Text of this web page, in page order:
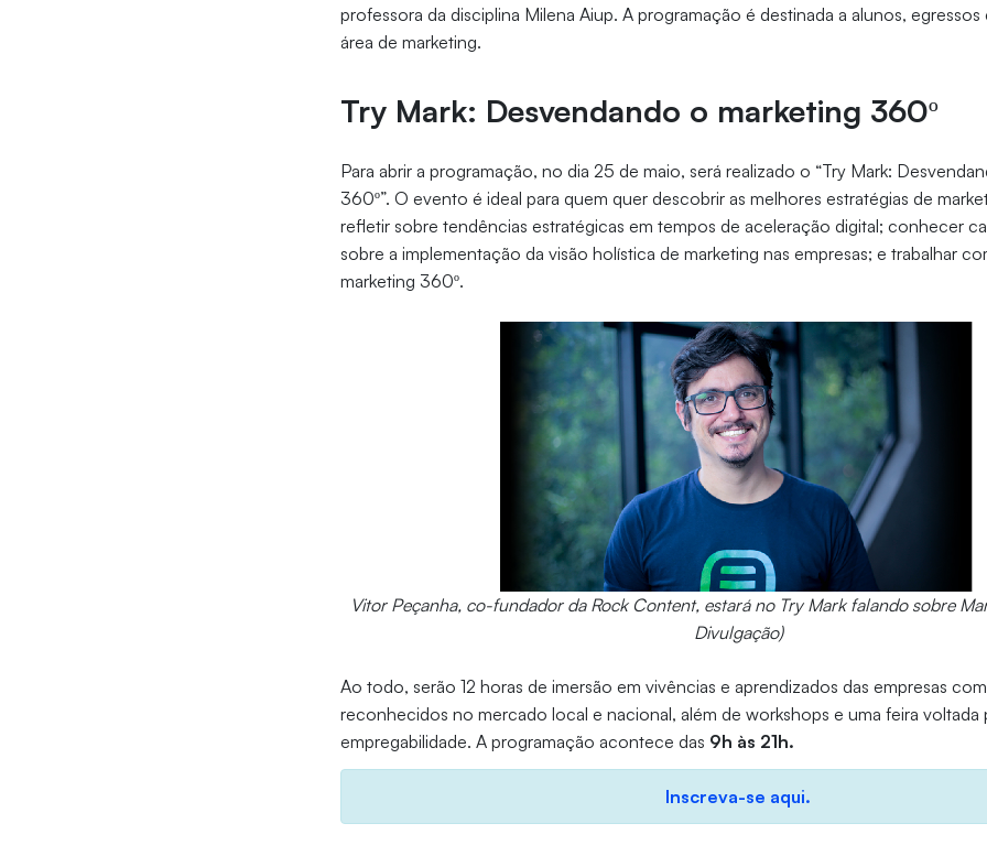
professora da disciplina Milena Aiup. A programação é destinada a alunos, egressos
área de marketing.
Try Mark: Desvendando o marketing 360º
Para abrir a programação, no dia 25 de maio, será realizado o “Try Mark:
360º”. O evento é ideal para quem quer descobrir as melhores estratégias de
refletir sobre tendências estratégicas em tempos de aceleração digital; conhecer
sobre a implementação da visão holística de marketing nas empresas; e trabalhar
marketing 360º.
Vitor Peçanha, co-fundador da Rock Content, estará no Try Mark falando sobre
Divulgação)
Ao todo, serão 12 horas de imersão em vivências e aprendizados das empresas
reconhecidos no mercado local e nacional, além de workshops e uma feira voltada
empregabilidade. A programação acontece das 9h às 21h.
Inscreva-se aqui.